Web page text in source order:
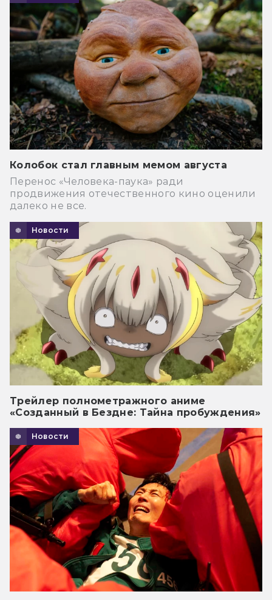
Колобок стал главным мемом августа
Перенос «Человека-паука» ради
продвижения отечественного кино оценили
далеко не все.
Новости
Трейлер полнометражного аниме
«Созданный в Бездне: Тайна пробуждения»
Новости